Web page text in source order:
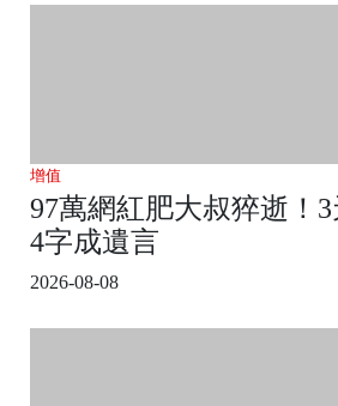
增值
97萬網紅肥大叔猝逝！
4字成遺言
2026-08-08